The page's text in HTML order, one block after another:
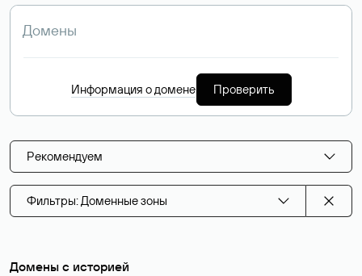
Информация о домене Проверить
Рекомендуем
Фильтры: Доменные зоны
Домены с историей